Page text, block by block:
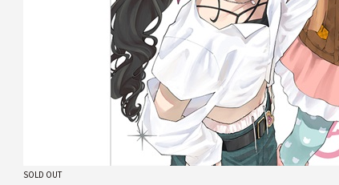
SOLD OUT